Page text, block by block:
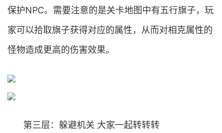
保护NPC。需要注意的是关卡地图中有五行旗子，玩
家可以拾取旗子获得对应的属性，从而对相克属性的
怪物造成更高的伤害效果。
第三层：躲避机关 大家一起转转转